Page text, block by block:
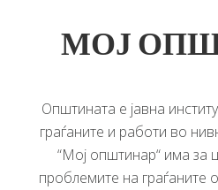
МОЈ
Општината е јавна
граѓаните и работи во
“Мој општинар“ има за
проблемите на граѓаните